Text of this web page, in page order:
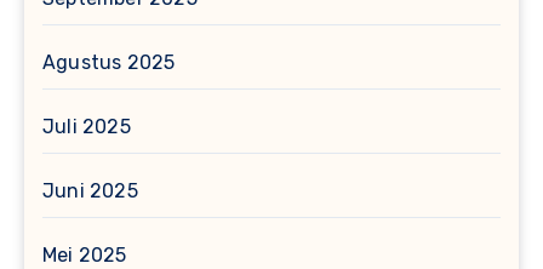
Agustus 2025
Juli 2025
Juni 2025
Mei 2025